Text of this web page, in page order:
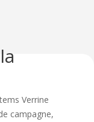
Verrine
campagne,